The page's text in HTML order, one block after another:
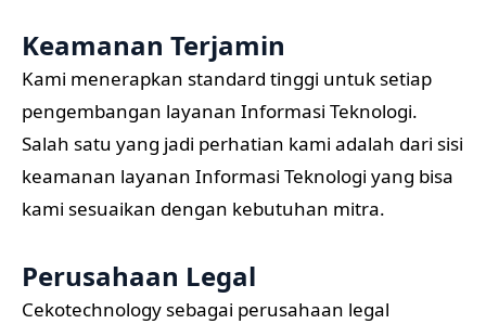
Keamanan Terjamin
Kami menerapkan standard tinggi untuk setiap
pengembangan layanan Informasi Teknologi.
Salah satu yang jadi perhatian kami adalah dari sisi
keamanan layanan Informasi Teknologi yang bisa
kami sesuaikan dengan kebutuhan mitra.
Perusahaan Legal
Cekotechnology sebagai perusahaan legal